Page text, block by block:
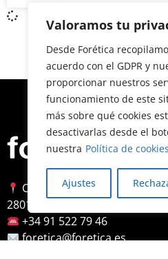
Valoramos tu
Desde Forética
acuerdo con el GDPR y
proporcionar nuestros
funcionamiento de este
más sobre qué cookies
desactivarlas desde el
nuestra Política de cookies
Ajustes
Calle Almagro, 12, 3ª planta
28010 Madrid
+34 91 522 79 46
foretica@foretica.es